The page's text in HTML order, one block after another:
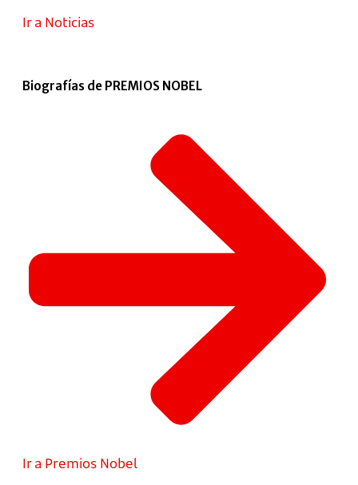
Ir a Noticias
Biografías de PREMIOS NOBEL
Ir a Premios Nobel